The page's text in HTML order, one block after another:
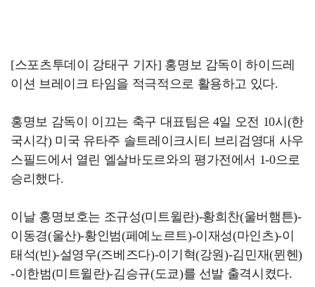
[스포츠투데이 강태구 기자] 홍명보 감독이 하이드레
이션 브레이크 타임을 적극적으로 활용하고 있다.
홍명보 감독이 이끄는 축구 대표팀은 4일 오전 10시(한
국시각) 미국 유타주 솔트레이크시티 브리검영대 사우
스필드에서 열린 엘살바도르와의 평가전에서 1-0으로
승리했다.
이날 홍명보호는 조규성(미트윌란)-황희찬(울버햄튼)-
이동경(울산)-황인범(페예노르트)-이재성(마인츠)-이
태석(빈)-설영우(즈베즈다)-이기혁(강원)-김민재(뮌헨)
-이한범(미트윌란)-김승규(도쿄)를 선발 출격시켰다.